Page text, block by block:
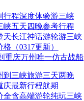
行程深度体验游三峡
峡五天四晚参考行程
天长江神话游轮游三峡
（0317更新）
重庆万州唯一仿古战船
到三峡旅游三天两晚
庆最新行程航期
全含高端游轮纯玩三峡